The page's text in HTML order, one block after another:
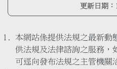
更新日期：
本網站係提供法規之最新動
供法規及法律諮詢之服務，
可逕向發布法規之主管機關